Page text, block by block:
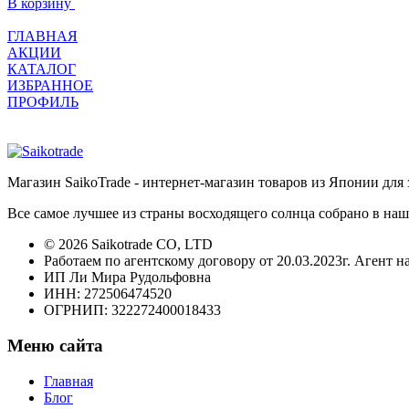
В корзину
ГЛАВНАЯ
АКЦИИ
КАТАЛОГ
ИЗБРАННОЕ
ПРОФИЛЬ
Магазин SaikoTrade - интернет-магазин товаров из Японии для
Все самое лучшее из страны восходящего солнца собрано в
© 2026 Saikotrade CO, LTD
Работаем по агентскому договору от 20.03.2023г. Агент
ИП Ли Мира Рудольфовна
ИНН: 272506474520
ОГРНИП: 322272400018433
Меню сайта
Главная
Блог